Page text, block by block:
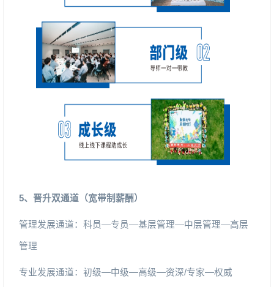
5、晋升双通道（宽带制薪酬）
管理发展通道：科员—专员—基层管理—中层管理—高层
管理
专业发展通道：初级—中级—高级—资深/专家—权威